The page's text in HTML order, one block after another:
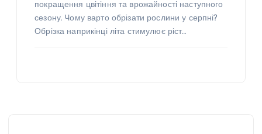
покращення цвітіння та врожайності наступного
сезону. Чому варто обрізати рослини у серпні?
Обрізка наприкінці літа стимулює ріст…